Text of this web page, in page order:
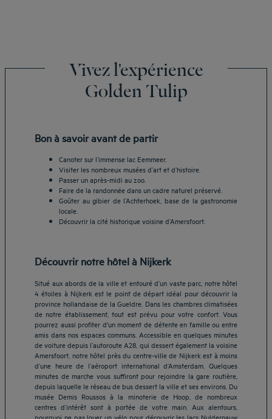
Vivez l'expérience
Golden Tulip
Bon à savoir avant de partir
Canoter sur l’immense lac Eemmeer.
Visiter les nombreux musées d’art et d’histoire.
Passer un après-midi au zoo.
Faire de la randonnée dans un cadre naturel préservé.
Goûter au gibier de l’Achterhoek, base de la gastronomie
locale.
Découvrir la cité historique voisine d’Amersfoort.
Découvrir notre hôtel à Nijkerk
Situé aux abords de la ville et entouré d’un vaste parc, notre hôtel
4 étoiles à Nijkerk est le point de départ idéal pour découvrir la
province hollandaise de la Gueldre. Dans les chambres climatisées
de notre établissement, tout est prévu pour votre confort. Vous
pourrez aussi profiter d'un moment de détente en famille ou entre
amis dans nos espaces communs. Accessible en quelques minutes
de voiture depuis l’autoroute A28, qui dessert également la voisine
Amersfoort, notre hôtel près du centre-ville de Nijkerk est à moins
d’une heure de l’aéroport international d’Amsterdam. Quelques
minutes de marche vous suffiront pour rejoindre la gare routière,
depuis laquelle le réseau de bus dessert la ville et ses environs. Du
musée Demis Roussos à la minoterie de Hoop, de nombreux
centres d’intérêt sont à portée de votre main. Aux alentours,
pourquoi ne pas louer un vélo pour découvrir les lacs Nuldernauw
Hôtels Aix-les-Bains
Hôtels Marseille
Hôtels Strasbourg
Hôtels Bordeaux